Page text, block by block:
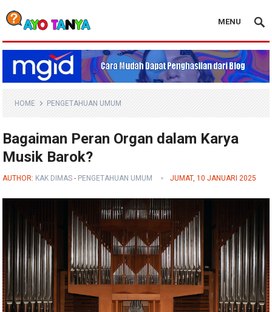
Blog Ayo Tanya
MENU
HOME PENGETAHUAN UMUM
Bagaiman Peran Organ dalam Karya
Musik Barok?
AUTHOR: KAK DIMAS - PENGETAHUAN UMUM JUMAT, 10 JANUARI 2025